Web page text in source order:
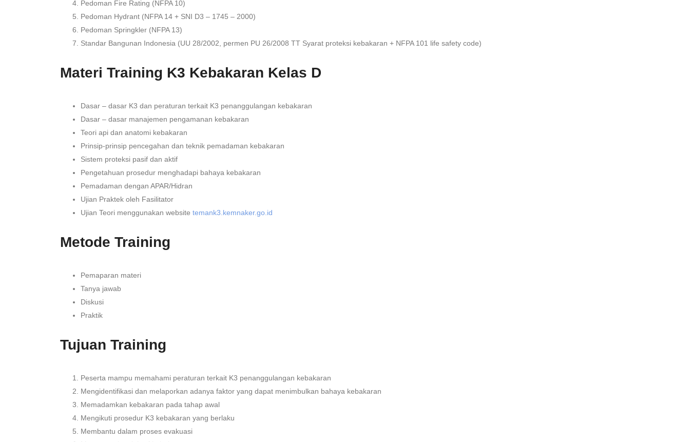
Pedoman Fire Rating (NFPA 10)
Pedoman Hydrant (NFPA 14 + SNI D3 – 1745 – 2000)
Pedoman Springkler (NFPA 13)
Standar Bangunan Indonesia (UU 28/2002, permen PU 26/2008 TT Syarat proteksi kebakaran + NFPA 101 life safety code)
Materi Training K3 Kebakaran Kelas D
Dasar – dasar K3 dan peraturan terkait K3 penanggulangan kebakaran
Dasar – dasar manajemen pengamanan kebakaran
Teori api dan anatomi kebakaran
Prinsip-prinsip pencegahan dan teknik pemadaman kebakaran
Sistem proteksi pasif dan aktif
Pengetahuan prosedur menghadapi bahaya kebakaran
Pemadaman dengan APAR/Hidran
Ujian Praktek oleh Fasilitator
Ujian Teori menggunakan website temank3.kemnaker.go.id
Metode Training
Pemaparan materi
Tanya jawab
Diskusi
Praktik
Tujuan Training
Peserta mampu memahami peraturan terkait K3 penanggulangan kebakaran
Mengidentifikasi dan melaporkan adanya faktor yang dapat menimbulkan bahaya kebakaran
Memadamkan kebakaran pada tahap awal
Mengikuti prosedur K3 kebakaran yang berlaku
Membantu dalam proses evakuasi